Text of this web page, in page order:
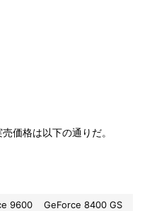
価格は以下の通りだ。
9600
GeForce 8400 GS